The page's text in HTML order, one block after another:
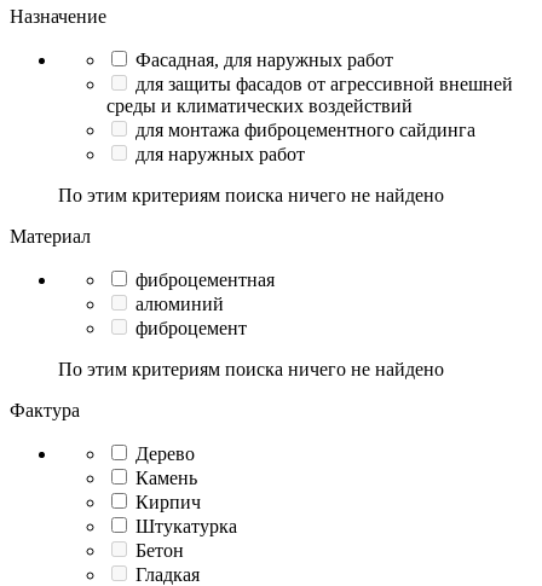
Назначение
Фасадная, для наружных работ
для защиты фасадов от агрессивной внешней
среды и климатических воздействий
для монтажа фиброцементного сайдинга
для наружных работ
По этим критериям поиска ничего не найдено
Материал
фиброцементная
алюминий
фиброцемент
По этим критериям поиска ничего не найдено
Фактура
Дерево
Камень
Кирпич
Штукатурка
Бетон
Гладкая